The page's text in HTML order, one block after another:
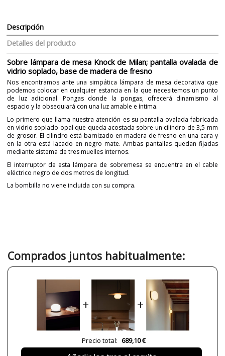
Descripción
Detalles del producto
Sobre lámpara de mesa Knock de Milan; pantalla ovalada de
vidrio soplado, base de madera de fresno
Nos encontramos ante una simpática lámpara de mesa decorativa que
podemos colocar en cualquier estancia en la que necesitemos un punto
de luz adicional. Pongas donde la pongas, ofrecerá dinamismo al
espacio y la obsequiará con una luz amable e íntima.
Lo primero que llama nuestra atención es su pantalla ovalada fabricada
en vidrio soplado opal que queda acostada sobre un cilindro de 3,5 mm
de grosor. El cilindro está barnizado en madera de fresno en una cara y
en la otra está lacado en negro mate. Ambas pantallas quedan fijadas
mediante sistema de tres muelles internos.
El interruptor de esta lámpara de sobremesa se encuentra en el cable
eléctrico negro de dos metros de longitud.
La bombilla no viene incluida con su compra.
Plazo de Envío
a partir de septiembre
Alimentación
Potencia en Vatios
4
IP20
CE
Interior
Comprados juntos habitualmente:
+ +
Precio total: 689,10 €